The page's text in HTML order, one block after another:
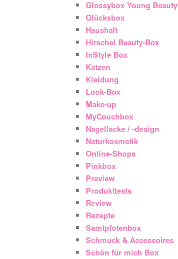
Glossybox Young Beauty
Glücksbox
Haushalt
Hirschel Beauty-Box
InStyle Box
Katzen
Kleidung
Look-Box
Make-up
MyCouchbox
Nagellacke / -design
Naturkosmetik
Online-Shops
Pinkbox
Preview
Produkttests
Review
Rezepte
Samtpfotenbox
Schmuck & Accessoires
Schön für mich Box